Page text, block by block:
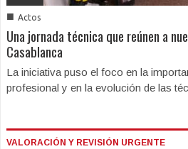
■ Actos
Una jornada técnica que reúnen a
Casablanca
La iniciativa puso el foco en la
profesional y en la evolución de las
VALORACIÓN Y REVISIÓN URGENTE